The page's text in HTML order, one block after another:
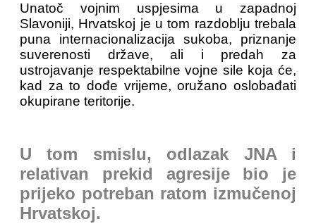
Unatoč vojnim uspjesima u zapadnoj
Slavoniji, Hrvatskoj je u tom razdoblju trebala
puna internacionalizacija sukoba, priznanje
suverenosti države, ali i predah za
ustrojavanje respektabilne vojne sile koja će,
kad za to dođe vrijeme, oružano oslobađati
okupirane teritorije.
U tom smislu, odlazak JNA i
relativan prekid agresije bio je
prijeko potreban ratom izmučenoj
Hrvatskoj.